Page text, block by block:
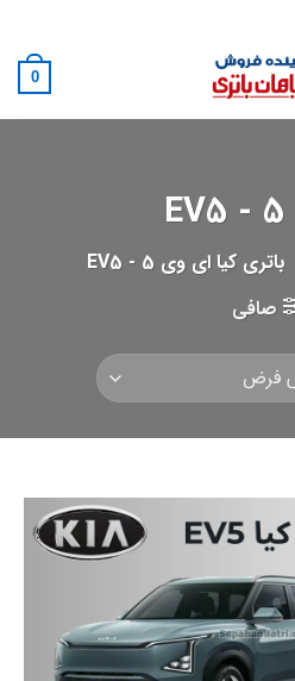
0
باتری کیا ای وی 5 - EV5
صافی